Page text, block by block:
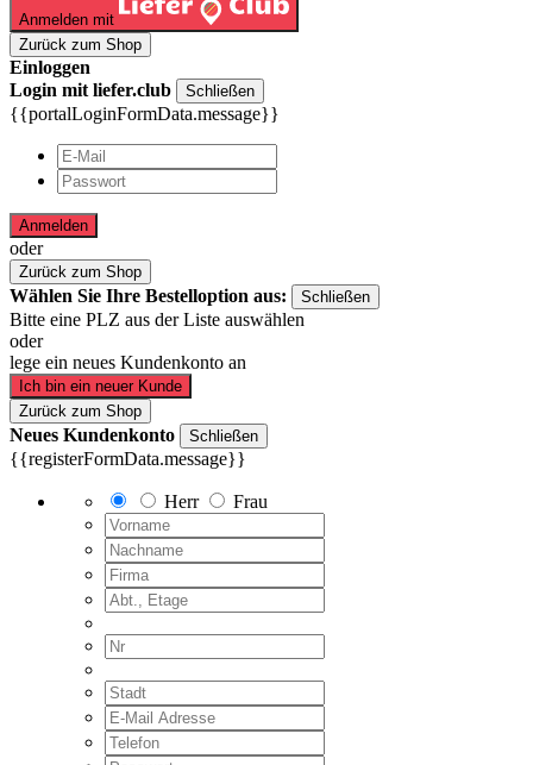
Anmelden mit
Zurück zum Shop
Einloggen
Login mit liefer.club
Schließen
{{portalLoginFormData.message}}
Anmelden
oder
Zurück zum Shop
Wählen Sie Ihre Bestelloption aus: Schließen
Bitte eine PLZ aus der Liste auswählen
oder
lege ein neues Kundenkonto an
Ich bin ein neuer Kunde
Zurück zum Shop
Neues Kundenkonto Schließen
{{registerFormData.message}}
Herr Frau